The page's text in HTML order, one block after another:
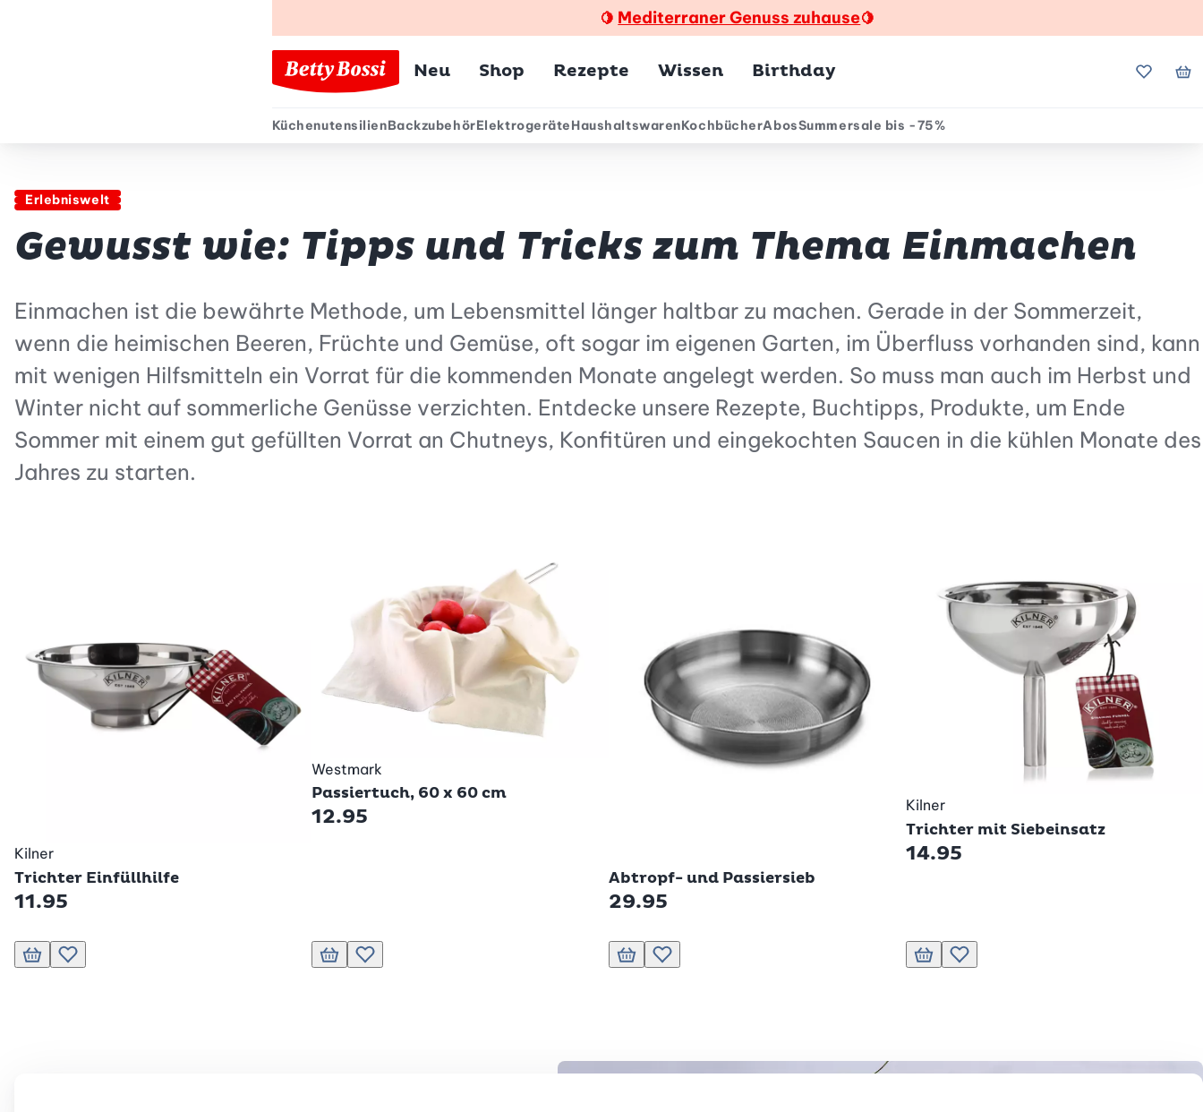
🍋 Mediterraner Genuss zuhause🍋
Hauptmenü
Neu Shop Rezepte Wissen Birthday Meine
Sekundärmenü
KüchenutensilienBackzubehörElektrogeräteHaushaltswarenKochbücherAbosSummersale bis -75%
Erlebniswelt
Gewusst wie: Tipps und Tricks zum Thema Einmachen
Einmachen ist die bewährte Methode, um Lebensmittel länger haltbar zu machen. Gerade in der Sommerzeit,
wenn die heimischen Beeren, Früchte und Gemüse, oft sogar im eigenen Garten, im Überfluss vorhanden sind, kann
mit wenigen Hilfsmitteln ein Vorrat für die kommenden Monate angelegt werden. So muss man auch im Herbst und
Winter nicht auf sommerliche Genüsse verzichten. Entdecke unsere Rezepte, Buchtipps, Produkte, um Ende
Sommer mit einem gut gefüllten Vorrat an Chutneys, Konfitüren und eingekochten Saucen in die kühlen Monate des
Jahres zu starten.
Kilner
Trichter Einfüllhilfe
11.95
In den Warenkorb
Zur Wunschliste hinzufügen
Westmark
Passiertuch, 60 x 60 cm
12.95
In den Warenkorb
Zur Wunschliste hinzufügen
Abtropf- und Passiersieb
29.95
In den Warenkorb
Zur Wunschliste hinzufügen
Kilner
Trichter mit Siebeinsatz
14.95
In den Warenkorb
Zur Wunschliste hinzufügen